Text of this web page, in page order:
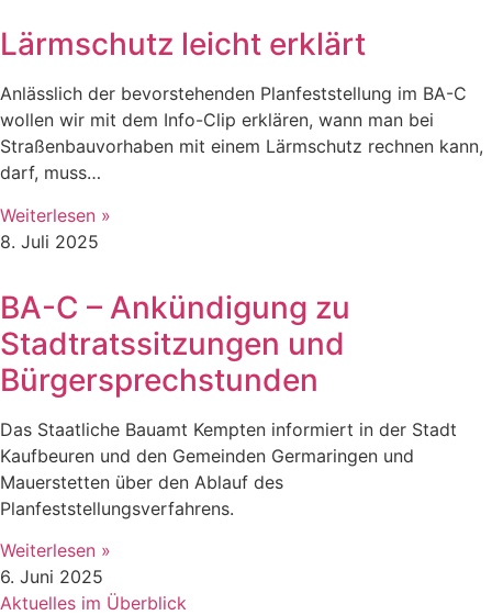
Lärmschutz leicht erklärt
Anlässlich der bevorstehenden Planfeststellung im BA-C
wollen wir mit dem Info-Clip erklären, wann man bei
Straßenbauvorhaben mit einem Lärmschutz rechnen kann,
darf, muss…
Weiterlesen »
8. Juli 2025
BA-C – Ankündigung zu
Stadtratssitzungen und
Bürgersprechstunden
Das Staatliche Bauamt Kempten informiert in der Stadt
Kaufbeuren und den Gemeinden Germaringen und
Mauerstetten über den Ablauf des
Planfeststellungsverfahrens.
Weiterlesen »
6. Juni 2025
Aktuelles im Überblick